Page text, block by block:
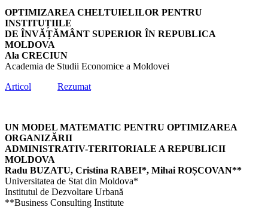
OPTIMIZAREA CHELTUIELILOR PENTRU
INSTITUȚIILE
DE ÎNVĂȚĂMÂNT SUPERIOR ÎN REPUBLICA
MOLDOVA
Ala CRECIUN
Academia de Studii Economice a Moldovei
Articol
Rezumat
UN MODEL MATEMATIC PENTRU OPTIMIZAREA
ORGANIZĂRII
ADMINISTRATIV-TERITORIALE A REPUBLICII
MOLDOVA
Radu BUZATU, Cristina RABEI*, Mihai ROȘCOVAN**
Universitatea de Stat din Moldova*
Institutul de Dezvoltare Urbană
**Business Consulting Institute